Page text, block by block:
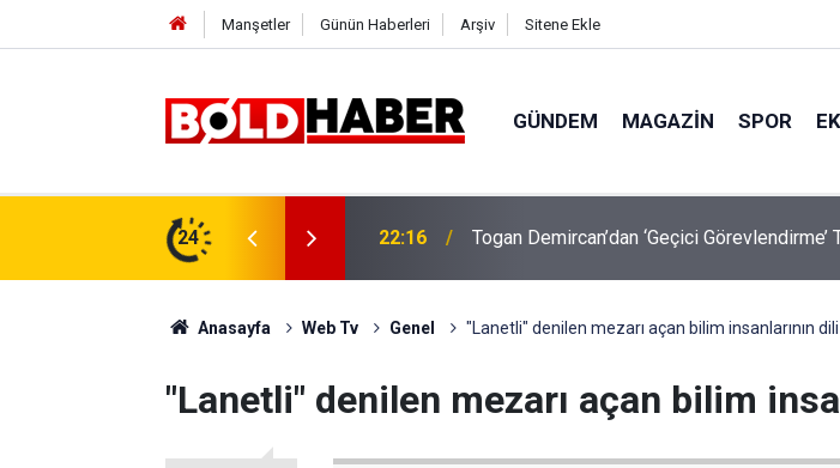
Manşetler Günün Haberleri Arşiv Sitene Ekle
GÜNDEM MAGAZIN SPOR
24 19:32 Sıcak Havalarda Ödem Şikayetini Hafife
Anasayfa Web Tv Genel "Lanetli" denilen mezarı açan bilim insanlarının
"Lanetli" denilen mezarı açan bilim